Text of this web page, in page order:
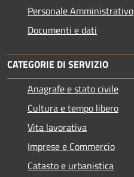
Personale Amministrativo
Documenti e dati
CATEGORIE DI SERVIZIO
Anagrafe e stato civile
Cultura e tempo libero
Vita lavorativa
Imprese e Commercio
Catasto e urbanistica